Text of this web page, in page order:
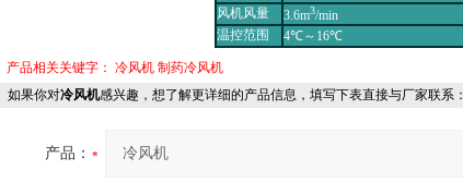
风机风量
3.6m3/min
温控范围
4℃～16℃
产品相关关键字： 冷风机 制药冷风机
如果你对冷风机感兴趣，想了解更详细的产品信息，填写下表直接与厂家联系：
产品：